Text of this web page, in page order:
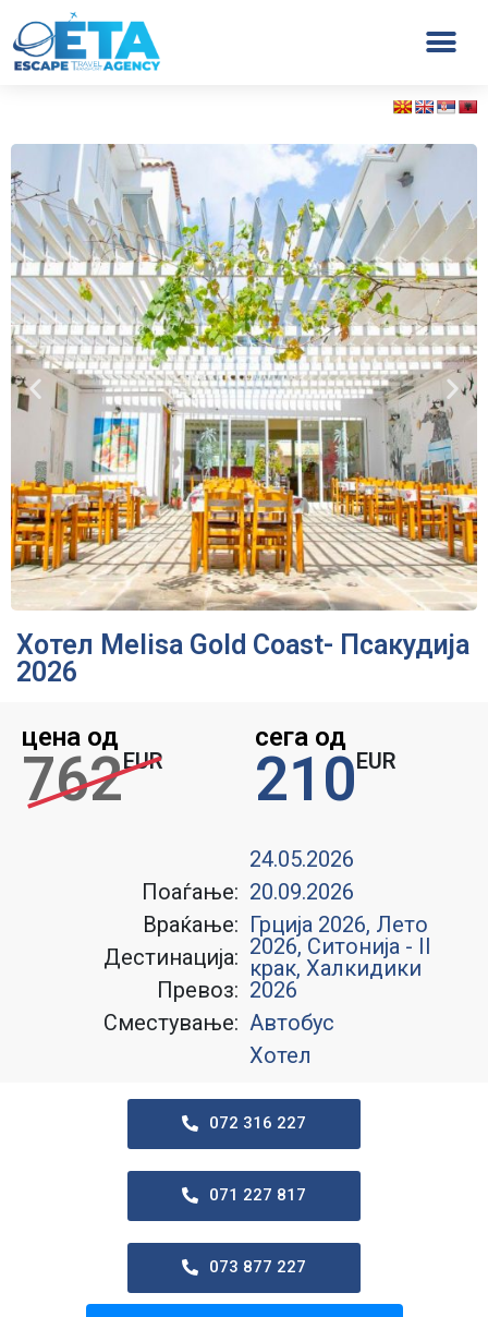
Хотел Melisa Gold Coast- Псакудија
2026
цена од
762EUR
сега од
210 EUR
Поаѓање:
Враќање:
Дестинација:
Превоз:
Сместување:
24.05.2026
20.09.2026
Грција 2026, Лето
2026, Ситонија - II
крак, Халкидики
2026
Автобус
Хотел
072 316 227
071 227 817
073 877 227